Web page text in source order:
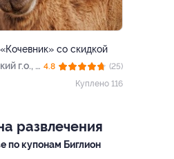
со скидкой
г.о., с. 4.8
(25)
Куплено 116
развлечения
по купонам Биглион